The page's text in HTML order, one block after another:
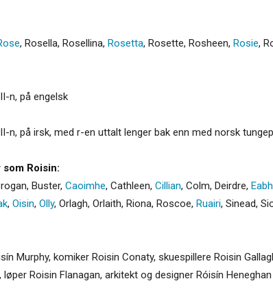
, Rosella, Rosellina, Rosetta, Rosette, Rosheen, Rosie,
n, på engelsk
n, på irsk, med r-en uttalt lenger bak enn med norsk
som Roisin:
, Buster, Caoimhe, Cathleen, Cillian, Colm, Deirdre,
, Oisin, Olly, Orlagh, Orlaith, Riona, Roscoe, Ruairi, Sinead,
Murphy, komiker Roisin Conaty, skuespillere Roisin
Roisin Flanagan, arkitekt og designer Róisín Heneghan